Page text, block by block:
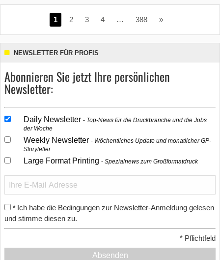
1 2 3 4 … 388 »
NEWSLETTER FÜR PROFIS
Abonnieren Sie jetzt Ihre persönlichen
Newsletter:
Daily Newsletter
Top-News für die Druckbranche und die Jobs
der Woche
Weekly Newsletter
Wöchentliches Update und monatlicher GP-
Storyletter
Large Format Printing Spezialnews zum Großformatdruck
* Ich habe die Bedingungen zur Newsletter-Anmeldung gelesen
und stimme diesen zu.
* Pflichtfeld
Absenden